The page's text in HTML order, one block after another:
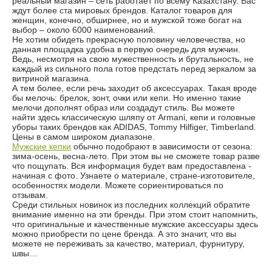
ждут более ста мировых брендов. Каталог товаров для
женщин, конечно, обширнее, но и мужской тоже богат на
выбор – около 6000 наименований.
Не хотим обидеть прекрасную половину человечества, но
данная площадка удобна в первую очередь для мужчин.
Ведь, несмотря на свою мужественность и брутальность, не
каждый из сильного пола готов предстать перед зеркалом за
витриной магазина.
А тем более, если речь заходит об аксессуарах. Такая вроде
бы мелочь: брелок, зонт, очки или кепи. Но именно такие
мелочи дополнят образ или создадут стиль. Вы можете
найти здесь классическую шляпу от Armani, кепи и головные
уборы таких брендов как ADIDAS, Tommy Hilfiger, Timberland.
Цены в самом широком диапазоне.
Мужские кепки обычно подобрают в зависимости от сезона:
зима-осень, весна-лето. При этом вы не сможете товар разве
что пощупать. Вся информация будет вам предоставлена -
начиная с фото. Узнаете о материале, стране-изготовителе,
особенностях модели. Можете сориентироваться по
отзывам.
Среди стильных новинок из последних коллекций обратите
внимание именно на эти бренды. При этом стоит напомнить,
что оригинальные и качественные мужские аксессуары здесь
можно приобрести по цене бренда. А это значит, что вы
можете не переживать за качество, материал, фурнитуру,
швы…